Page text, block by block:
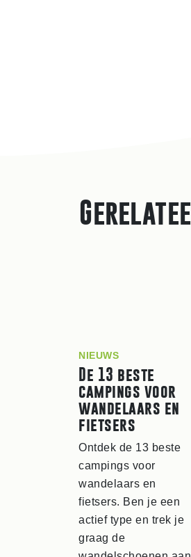
NIEUWS
De 13 beste
campings voor
wandelaars en
fietsers
Ontdek de 13 beste
campings voor
wandelaars en
fietsers. Ben je een
actief type en trek je
graag de